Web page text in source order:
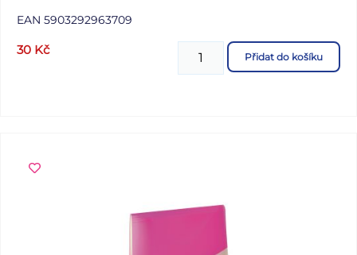
EAN 5903292963709
30 Kč Přidat do košíku